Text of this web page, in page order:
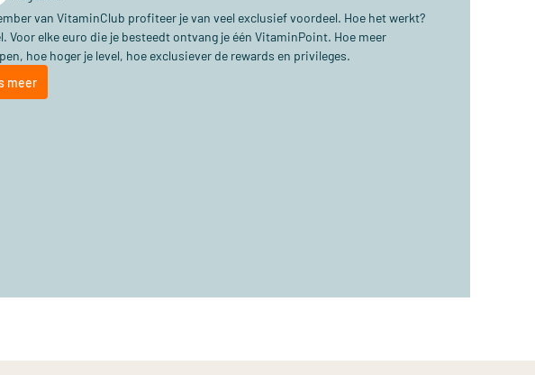
van VitaminClub profiteer je van veel exclusief voordeel. Hoe het werkt?
Voor elke euro die je besteedt ontvang je één VitaminPoint. Hoe meer
hoe hoger je level, hoe exclusiever de rewards en privileges.
meer